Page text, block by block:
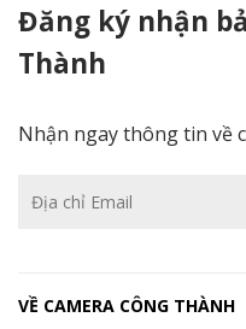
Đăng ký nhận
Thành
Nhận ngay thông tin về
VỀ CAMERA CÔNG THÀNH